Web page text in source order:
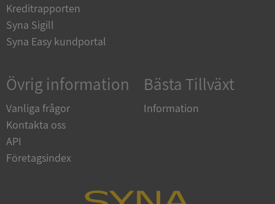
Kreditrapporten
Syna Sigill
Syna Easy kundportal
Övrig information
Vanliga frågor
Kontakta oss
API
Företagsindex
Bästa Tillväxt
Information